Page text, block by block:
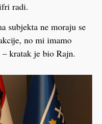
radi.
subjekta ne moraju se
no mi imamo
kratak je bio Rajn.